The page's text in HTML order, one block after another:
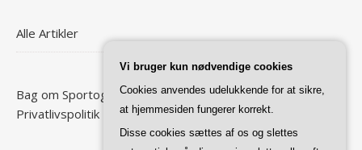
Alle Artikler
Bag om Sportogspænding
Privatlivspolitik
Vi bruger kun nødvendige cookies
Cookies anvendes udelukkende for at sikre,
at hjemmesiden fungerer korrekt.
Disse cookies sættes af os og slettes